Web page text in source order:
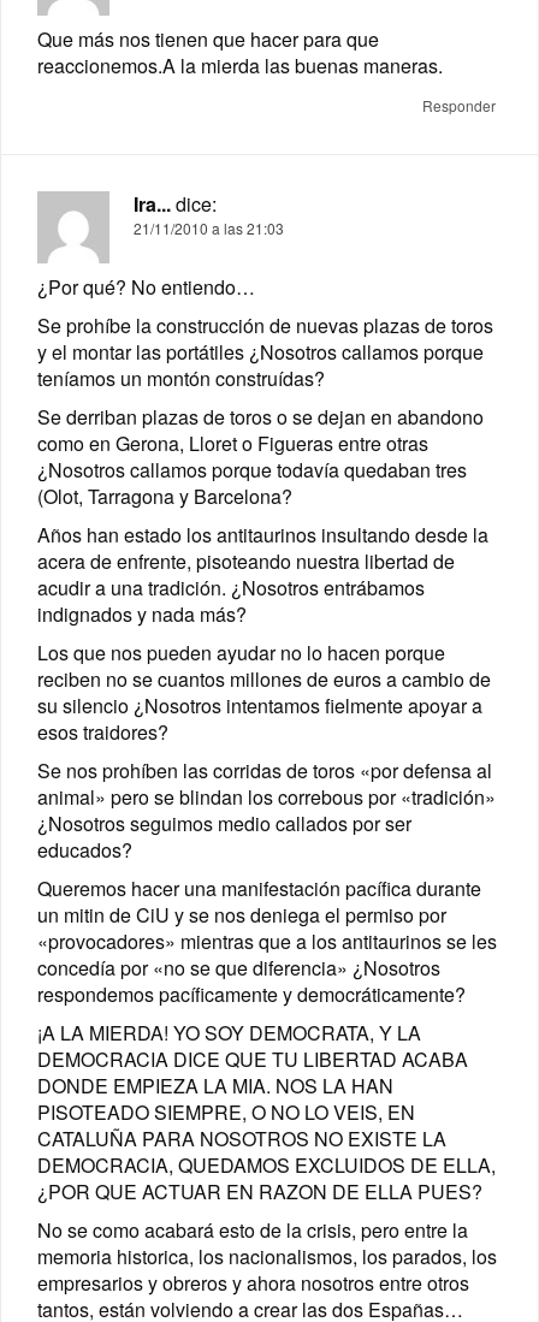
Que más nos tienen que hacer para que
reaccionemos.A la mierda las buenas maneras.
Responder
Ira...dice:
21/11/2010 a las 21:03
¿Por qué? No entiendo…
Se prohíbe la construcción de nuevas plazas de toros
y el montar las portátiles ¿Nosotros callamos porque
teníamos un montón construídas?
Se derriban plazas de toros o se dejan en abandono
como en Gerona, Lloret o Figueras entre otras
¿Nosotros callamos porque todavía quedaban tres
(Olot, Tarragona y Barcelona?
Años han estado los antitaurinos insultando desde la
acera de enfrente, pisoteando nuestra libertad de
acudir a una tradición. ¿Nosotros entrábamos
indignados y nada más?
Los que nos pueden ayudar no lo hacen porque
reciben no se cuantos millones de euros a cambio de
su silencio ¿Nosotros intentamos fielmente apoyar a
esos traidores?
Se nos prohíben las corridas de toros «por defensa al
animal» pero se blindan los correbous por «tradición»
¿Nosotros seguimos medio callados por ser
educados?
Queremos hacer una manifestación pacífica durante
un mitin de CiU y se nos deniega el permiso por
«provocadores» mientras que a los antitaurinos se les
concedía por «no se que diferencia» ¿Nosotros
respondemos pacíficamente y democráticamente?
¡A LA MIERDA! YO SOY DEMOCRATA, Y LA
DEMOCRACIA DICE QUE TU LIBERTAD ACABA
DONDE EMPIEZA LA MIA. NOS LA HAN
PISOTEADO SIEMPRE, O NO LO VEIS, EN
CATALUÑA PARA NOSOTROS NO EXISTE LA
DEMOCRACIA, QUEDAMOS EXCLUIDOS DE ELLA,
¿POR QUE ACTUAR EN RAZON DE ELLA PUES?
No se como acabará esto de la crisis, pero entre la
memoria historica, los nacionalismos, los parados, los
empresarios y obreros y ahora nosotros entre otros
tantos, están volviendo a crear las dos Españas…